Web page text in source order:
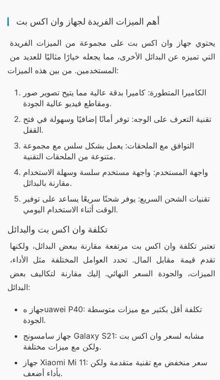
أهم الميزات الفريدة لجهاز وان اكس بت
المستخدمين. من بين هذه الميزات:
الكاميرا المتطورة: كاميرا بدقة عالية مما يتيح تصوير صور
ومقاطع فيديو عالية الجودة.
تقنية التعرف على الوجه: توفر أمانًا إضافيًا وسهولة في فتح
القفل.
التوافق مع الملحقات: يعمل بشكل سلس مع مجموعة
متنوعة من الملحقات التقنية.
واجهة المستخدم: واجهة مستخدم سلسة وسهلة الاستخدام
مقارنة بالبدائل.
تقنيات الشحن السريع: يوفر شحنًا سريعًا يساعد على توفير
الوقت أثناء الاستخدام اليومي.
تكلفة وان اكس بت والبدائل
البدائل:
جهاز هuawei P40: تكلفة أقل بكثير مع ميزات متوسطة
الجودة.
جهاز سامسونج Galaxy S21: مشابه لسعر وان اكس بت
ولكن مع ميزات مختلفة.
جهاز Xiaomi Mi 11: سعر منخفض مع تقنية متقدمة ولكن
بأداء أضعف.